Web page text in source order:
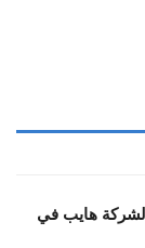
لشركة هايب في